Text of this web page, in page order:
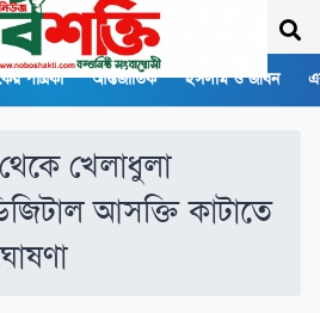
পত্রিকা আন্তর্জাতিক ইসলাম ও জীবন
খেলাধুলা
আসক্তি কাটাতে